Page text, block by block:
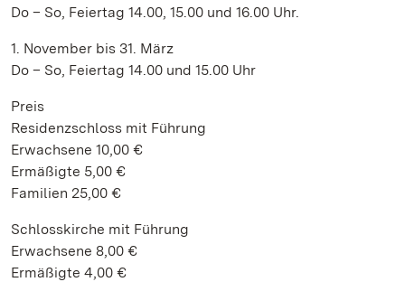
Do – So, Feiertag 14.00, 15.00 und 16.00 Uhr.
1. November bis 31. März
Do – So, Feiertag 14.00 und 15.00 Uhr
Preis
Residenzschloss mit Führung
Erwachsene 10,00 €
Ermäßigte 5,00 €
Familien 25,00 €
Schlosskirche mit Führung
Erwachsene 8,00 €
Ermäßigte 4,00 €